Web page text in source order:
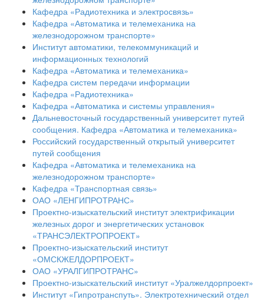
Кафедра «Радиотехника и электросвязь»
Кафедра «Автоматика и телемеханика на
железнодорожном транспорте»
Институт автоматики, телекоммуникаций и
информационных технологий
Кафедра «Автоматика и телемеханика»
Кафедра систем передачи информации
Кафедра «Радиотехника»
Кафедра «Автоматика и системы управления»
Дальневосточный государственный университет путей
сообщения. Кафедра «Автоматика и телемеханика»
Российский государственный открытый университет
путей сообщения
Кафедра «Автоматика и телемеханика на
железнодорожном транспорте»
Кафедра «Транспортная связь»
ОАО «ЛЕНГИПРОТРАНС»
Проектно-изыскательский институт электрификации
железных дорог и энергетических установок
«ТРАНСЭЛЕКТРОПРОЕКТ»
Проектно-изыскательский институт
«ОМСКЖЕЛДОРПРОЕКТ»
ОАО «УРАЛГИПРОТРАНС»
Проектно-изыскательский институт «Уралжелдорпроект»
Институт «Гипротранспуть». Электротехнический отдел